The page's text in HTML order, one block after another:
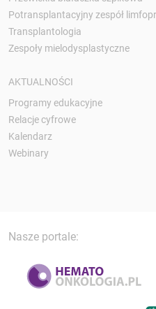
Potransplantacyjny zespół
Transplantologia
Zespoły mielodysplastyczne
AKTUALNOŚCI
Programy edukacyjne
Relacje cyfrowe
Kalendarz
Webinary
Nasze portale: